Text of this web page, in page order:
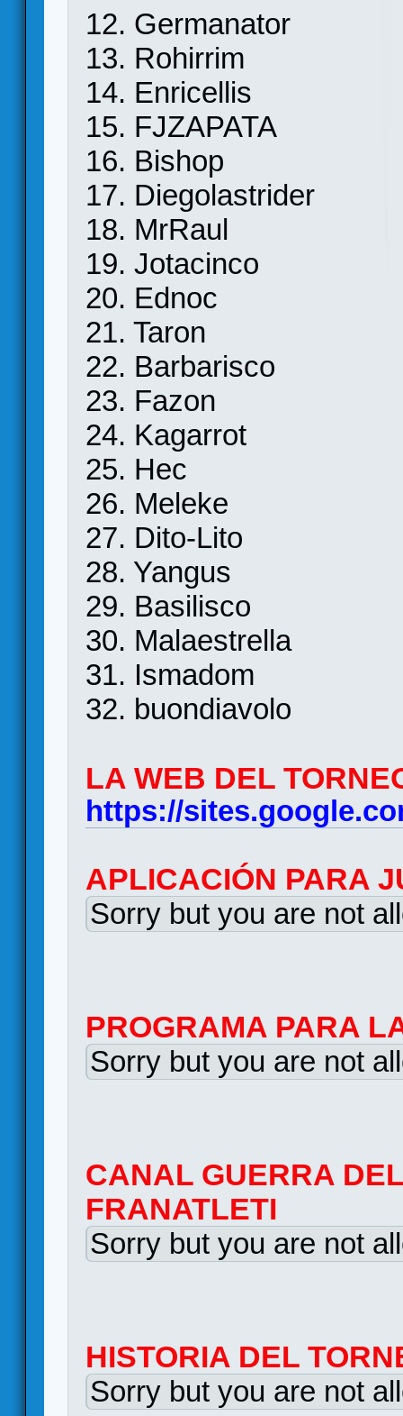
12. Germanator
13. Rohirrim
14. Enricellis
15. FJZAPATA
16. Bishop
17. Diegolastrider
18. MrRaul
19. Jotacinco
20. Ednoc
21. Taron
22. Barbarisco
23. Fazon
24. Kagarrot
25. Hec
26. Meleke
27. Dito-Lito
28. Yangus
29. Basilisco
30. Malaestrella
31. Ismadom
32. buondiavolo
LA WEB DEL
https://
APLICACIÓN PARA
Sorry but you are not
PROGRAMA PARA
Sorry but you are not
CANAL GUERRA
FRANATLETI
Sorry but you are not
HISTORIA DEL
Sorry but you are not